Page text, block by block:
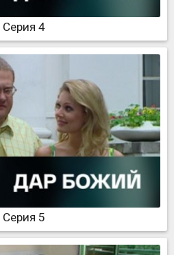
Серия 4
Серия 5